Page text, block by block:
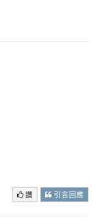
讚 引言回應